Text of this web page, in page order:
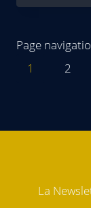
Page
1
2
La